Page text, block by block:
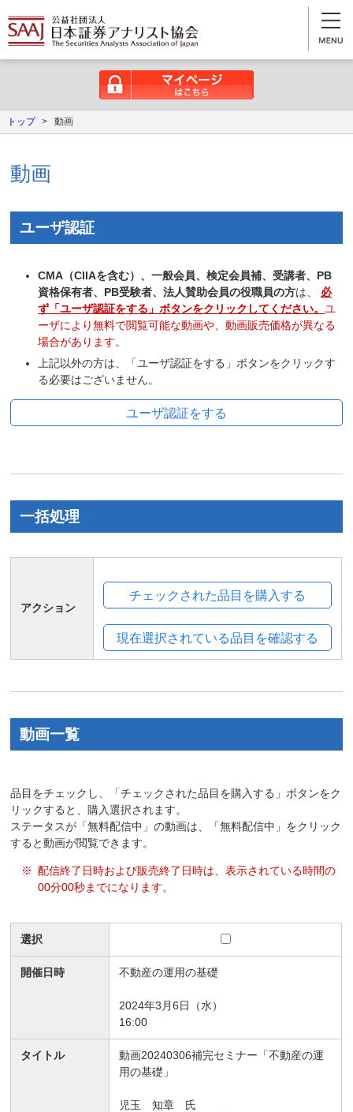
トップ > 動画
動画
ユーザ認証
CMA（CIIAを含む）、一般会員、検定会員補、受講者、PB
資格保有者、PB受験者、法人賛助会員の役職員の方は、 必
ず「ユーザ認証をする」ボタンをクリックしてください。ユ
ーザにより無料で閲覧可能な動画や、動画販売価格が異なる
場合があります。
上記以外の方は、「ユーザ認証をする」ボタンをクリックす
る必要はございません。
一括処理
アクション
動画一覧
品目をチェックし、「チェックされた品目を購入する」ボタンをク
リックすると、購入選択されます。
ステータスが「無料配信中」の動画は、「無料配信中」をクリック
すると動画が閲覧できます。
※ 配信終了日時および販売終了日時は、表示されている時間の
00分00秒までになります。
選択
開催日時 不動産の運用の基礎
2024年3月6日（水）
16:00
タイトル
動画20240306補完セミナー「不動産の運
用の基礎」
児玉 知章 氏